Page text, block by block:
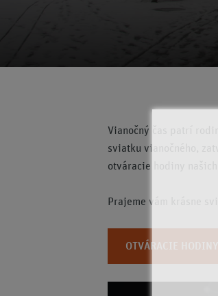
Vianočný čas patrí
sviatku vianočného,
otváracie hodiny našich
Prajeme vám krásne
OTVÁRACIE HODINY